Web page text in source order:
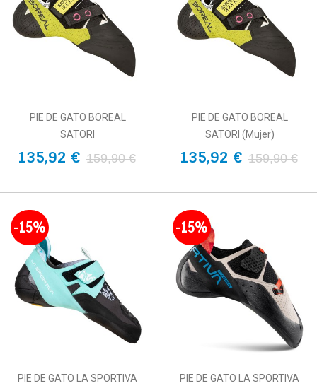
PIE DE GATO BOREAL
SATORI
135,92 € 159,90 €
PIE DE GATO BOREAL
SATORI (Mujer)
135,92 € 159,90 €
-15%
PIE DE GATO LA SPORTIVA
-15%
PIE DE GATO LA SPORTIVA